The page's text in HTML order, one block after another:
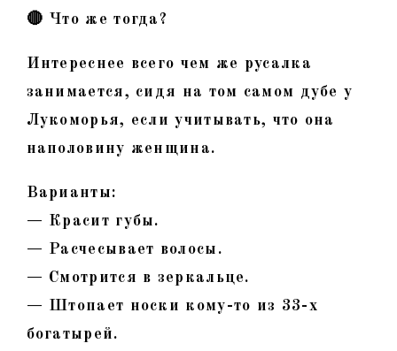
🔴 Что же тогда?
Интереснее всего чем же русалка
занимается, сидя на том самом дубе у
Лукоморья, если учитывать, что она
наполовину женщина.
Варианты:
— Красит губы.
— Расчесывает волосы.
— Смотрится в зеркальце.
— Штопает носки кому-то из 33-х
богатырей.